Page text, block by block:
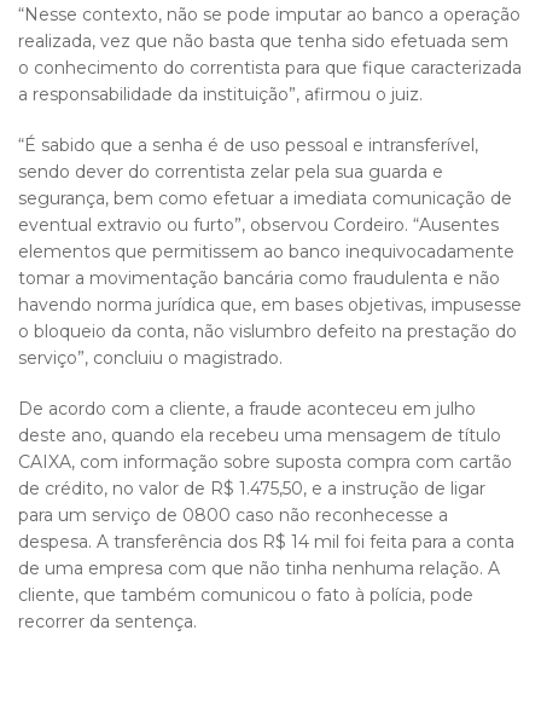
“Nesse contexto, não se pode imputar ao banco a operação
realizada, vez que não basta que tenha sido efetuada sem
o conhecimento do correntista para que fique caracterizada
a responsabilidade da instituição”, afirmou o juiz.
“É sabido que a senha é de uso pessoal e intransferível,
sendo dever do correntista zelar pela sua guarda e
segurança, bem como efetuar a imediata comunicação de
eventual extravio ou furto”, observou Cordeiro. “Ausentes
elementos que permitissem ao banco inequivocadamente
tomar a movimentação bancária como fraudulenta e não
havendo norma jurídica que, em bases objetivas, impusesse
o bloqueio da conta, não vislumbro defeito na prestação do
serviço”, concluiu o magistrado.
De acordo com a cliente, a fraude aconteceu em julho
deste ano, quando ela recebeu uma mensagem de título
CAIXA, com informação sobre suposta compra com cartão
de crédito, no valor de R$ 1.475,50, e a instrução de ligar
para um serviço de 0800 caso não reconhecesse a
despesa. A transferência dos R$ 14 mil foi feita para a conta
de uma empresa com que não tinha nenhuma relação. A
cliente, que também comunicou o fato à polícia, pode
recorrer da sentença.